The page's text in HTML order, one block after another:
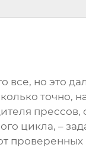
все, но это
точно,
прессов,
цикла, –